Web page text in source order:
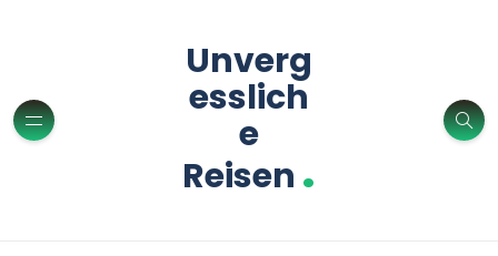
Unverg
esslich
e
Reisen .